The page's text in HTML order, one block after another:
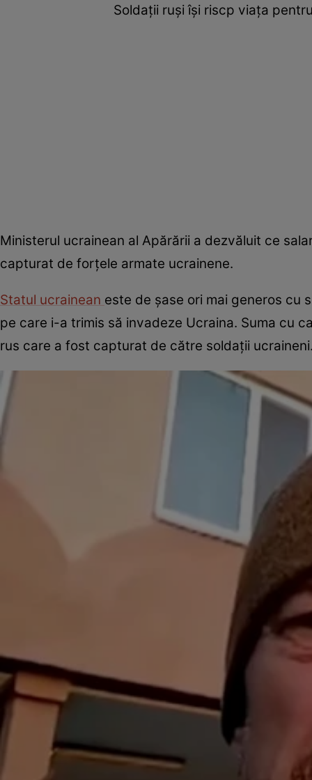
Soldații ruși își riscp viața
Ministerul ucrainean al Apărării a dezvăluit ce
capturat de forțele armate ucrainene.
Statul ucrainean este de șase ori mai generos cu
pe care i-a trimis să invadeze Ucraina. Suma cu
rus care a fost capturat de către soldații